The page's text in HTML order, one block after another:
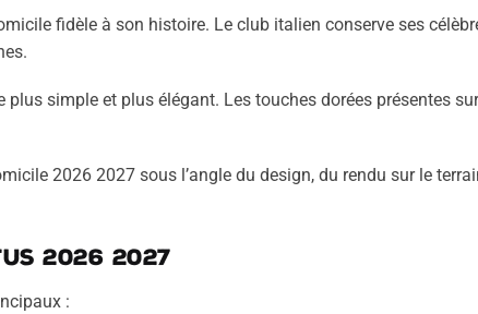
fidèle à son histoire. Le club italien conserve ses
simple et plus élégant. Les touches dorées présentes
2026 2027 sous l’angle du design, du rendu sur le
2026 2027
: